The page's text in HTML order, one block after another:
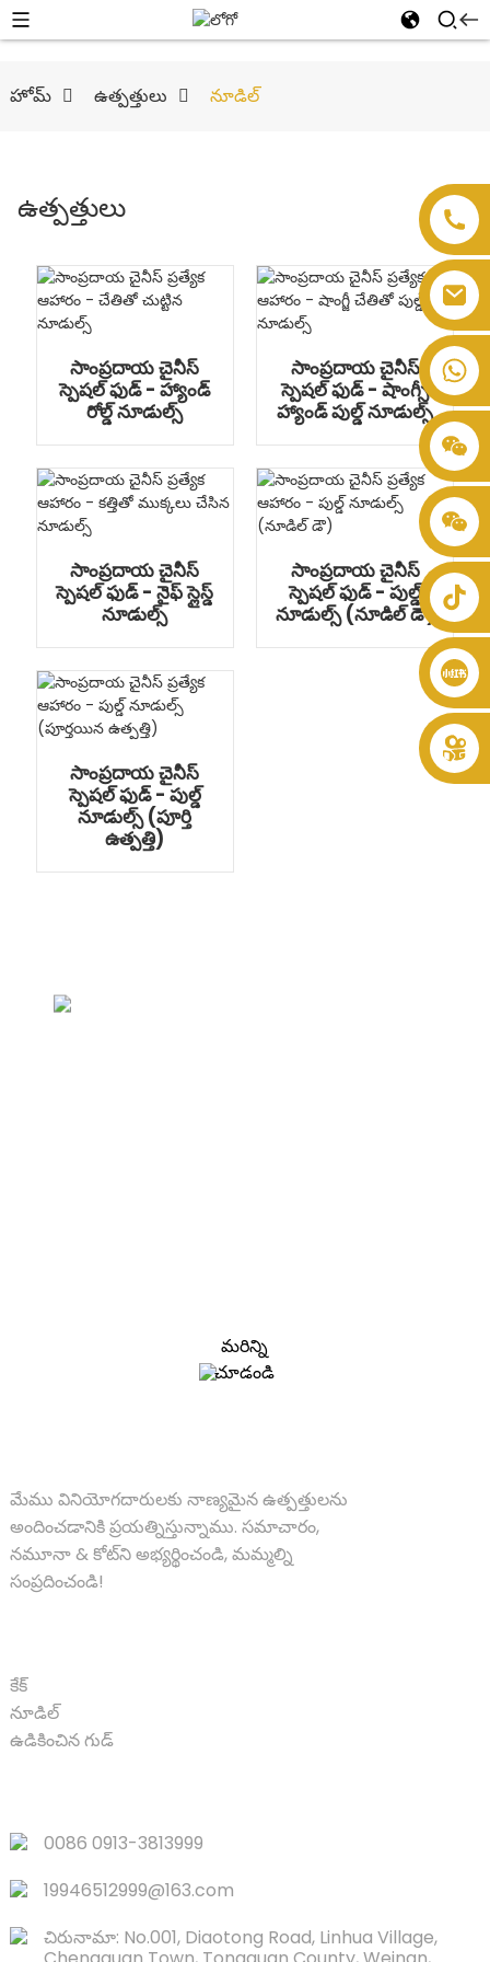
+86 8619946512999
హోమ్ ఉత్పత్తులు నూడిల్
ఉత్పత్తులు
సాంప్రదాయ చైనీస్
స్పెషల్ ఫుడ్ - హ్యాండ్
రోల్డ్ నూడుల్స్
సాంప్రదాయ చైనీస్
స్పెషల్ ఫుడ్ - షాంగ్సీ
హ్యాండ్ పుల్డ్ నూడుల్స్
సాంప్రదాయ చైనీస్
స్పెషల్ ఫుడ్ - నైఫ్ స్లైస్డ్
నూడుల్స్
సాంప్రదాయ చైనీస్
స్పెషల్ ఫుడ్ - పుల్డ్
నూడుల్స్ (నూడిల్ డౌ)
సాంప్రదాయ చైనీస్
స్పెషల్ ఫుడ్ - పుల్డ్
నూడుల్స్ (పూర్తి
ఉత్పత్తి)
మరిన్ని
చూడండి
మేము వినియోగదారులకు నాణ్యమైన ఉత్పత్తులను
అందించడానికి ప్రయత్నిస్తున్నాము. సమాచారం,
నమూనా & కోట్‌ని అభ్యర్థించండి, మమ్మల్ని
సంప్రదించండి!
కేక్
నూడిల్
ఉడికించిన గుడ్
0086 0913-3813999
19946512999@163.com
చిరునామా: No.001, Diaotong Road, Linhua Village,